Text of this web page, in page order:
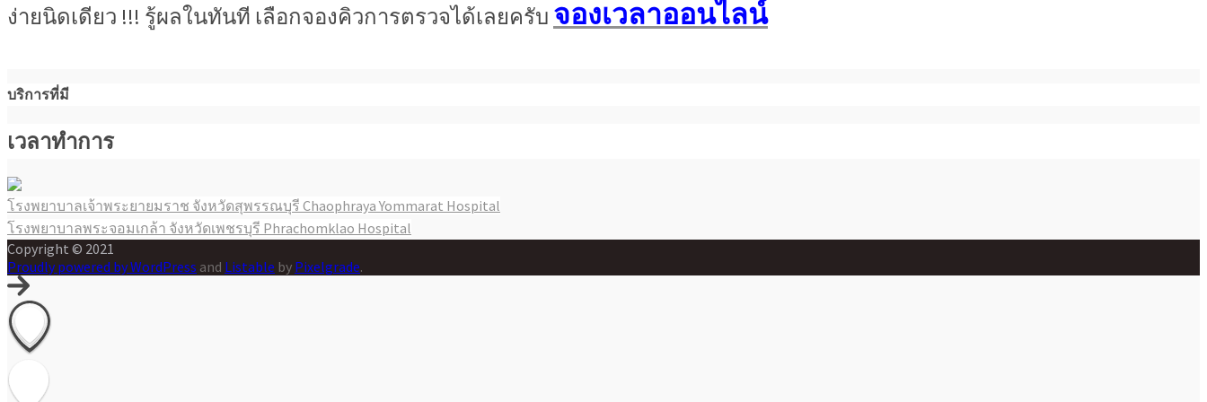
ง่ายนิดเดียว !!! รู้ผลในทันที เลือกจองคิวการตรวจได้เลยครับ จองเวลาออนไลน์
บริการที่มี
เวลาทำการ
แนะแนว
เรื่อง
โรงพยาบาลเจ้าพระยายมราช จังหวัดสุพรรณบุรี Chaophraya Yommarat Hospital
โรงพยาบาลพระจอมเกล้า จังหวัดเพชรบุรี Phrachomklao Hospital
Copyright © 2021
Proudly powered by WordPress and Listable by Pixelgrade.